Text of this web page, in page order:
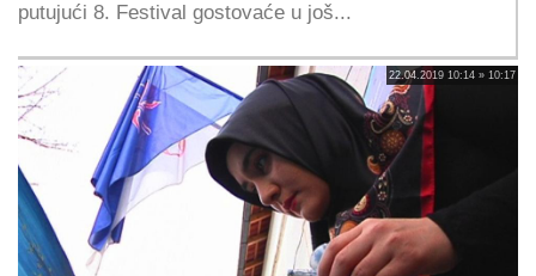
putujući 8. Festival gostovaće u još...
22.04.2019 10:14 » 10:17